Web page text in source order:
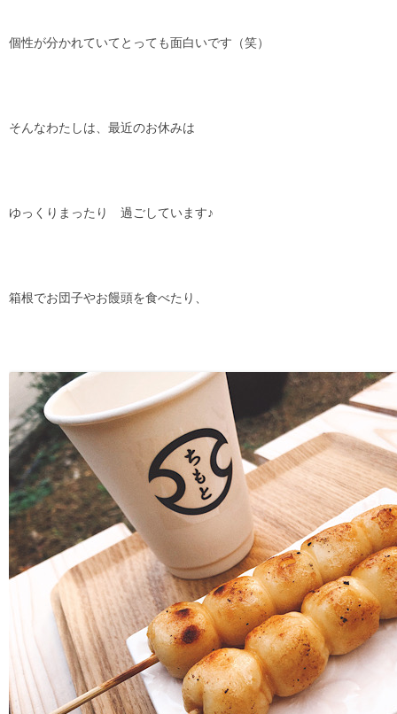
個性が分かれていてとっても面白いです（笑）
そんなわたしは、最近のお休みは
ゆっくりまったり 過ごしています♪
箱根でお団子やお饅頭を食べたり、